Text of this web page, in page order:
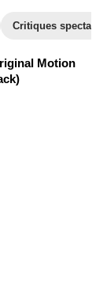
Critiques
Motion